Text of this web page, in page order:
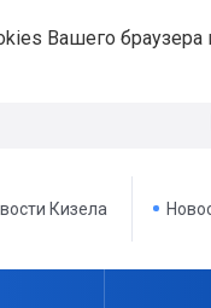
Вашего браузера
Кизела